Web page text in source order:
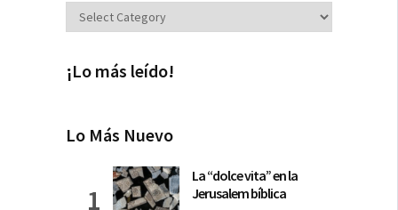
Secciones
¡Lo más leído!
Lo Más Nuevo
La “dolce vita” en la
Jerusalem bíblica